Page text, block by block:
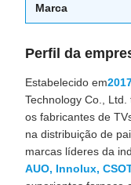
Marca
Perfil da
Estabelecido em
Technology Co.,
os fabricantes de
na distribuição de
marcas líderes da
AUO, Innolux,